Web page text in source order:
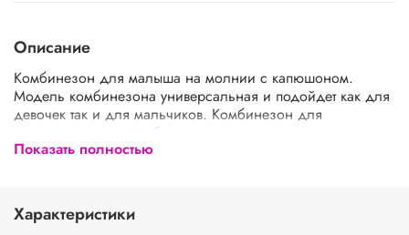
Описание
Комбинезон для малыша на молнии с капюшоном.
Модель комбинезона универсальная и подойдет как для
девочек так и для мальчиков. Комбинезон для
новорожденного удобен тем, что манжеты на рукавах и
штанишках можно отгибать по мере роста малыша.
выполнен из гипоаллергенной пряжи, поэтому малышу
будет в нем комфортно, а благодаря свободному крою не
Показать полностью
Характеристики